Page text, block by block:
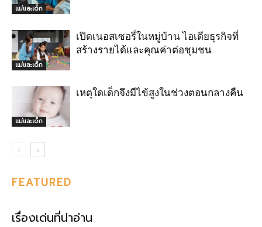
แม่และเด็ก
แม่และเด็ก
เปิดเนอสเซอรี่ในหมู่บ้าน ไอเดียธุรกิจที่
สร้างรายได้และคุณค่าต่อชุมชน
แม่และเด็ก
เหตุใดเด็กจึงมีไข้สูงในช่วงตอนกลางคืน
FEATURED
เรื่องเด่นที่น่าอ่าน